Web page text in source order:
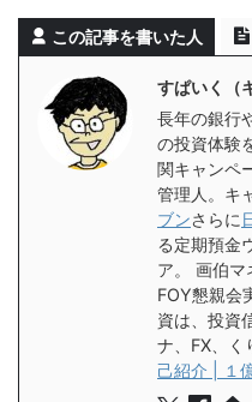
この記事を書いた人
すぱいく（
長年の銀行
の投資体験
関キャンペ
管理人。キ
ブンさらに
る定期預金
ア。 画伯マ
FOY懇親会
資は、投資
ナ、FX、く
己紹介 | １